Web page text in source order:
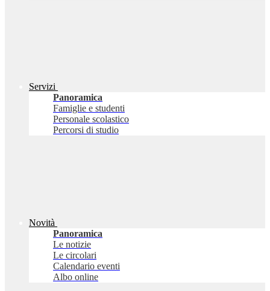
Servizi
Panoramica
Famiglie e studenti
Personale scolastico
Percorsi di studio
Novità
Panoramica
Le notizie
Le circolari
Calendario eventi
Albo online